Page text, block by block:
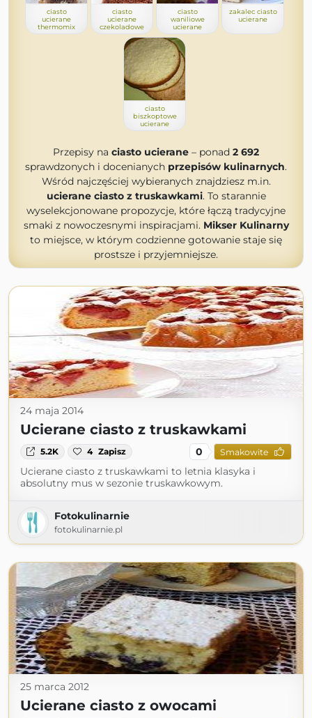
ciasto
ucierane
thermomix
ciasto
ucierane
czekoladowe
ciasto
waniliowe
ucierane
zakalec ciasto
ucierane
ciasto
biszkoptowe
ucierane
Przepisy na ciasto ucierane – ponad 2 692
sprawdzonych i docenianych przepisów kulinarnych.
Wśród najczęściej wybieranych znajdziesz m.in.
ucierane ciasto z truskawkami. To starannie
wyselekcjonowane propozycje, które łączą tradycyjne
smaki z nowoczesnymi inspiracjami. Mikser Kulinarny
to miejsce, w którym codzienne gotowanie staje się
prostsze i przyjemniejsze.
24 maja 2014
Ucierane ciasto z truskawkami
5.2K 4 Zapisz 0 Smakowite
Ucierane ciasto z truskawkami to letnia klasyka i
absolutny mus w sezonie truskawkowym.
Fotokulinarnie
fotokulinarnie.pl
25 marca 2012
Ucierane ciasto z owocami